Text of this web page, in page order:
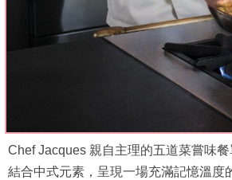
Chef Jacques 親自主理的五道菜嘗味
結合中式元素，呈現一場充滿記憶溫度